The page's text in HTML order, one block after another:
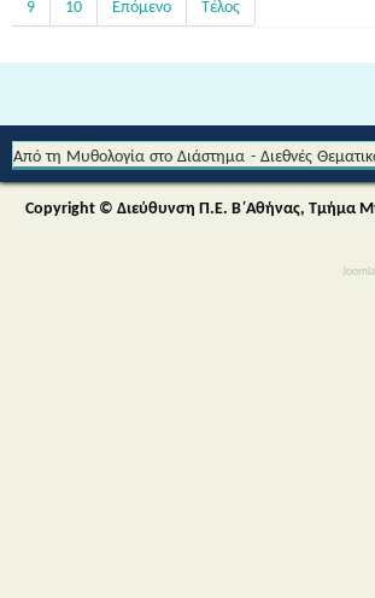
9
10 Επόμενο Τέλος
Από τη Μυθολογία στο Διάστημα - Διεθνές
για την Αειφορία (Περιβαλλοντικής & Πολιτιστικής
Copyright © Διεύθυνση Π.Ε. Β΄Αθήνας, Τμήμα